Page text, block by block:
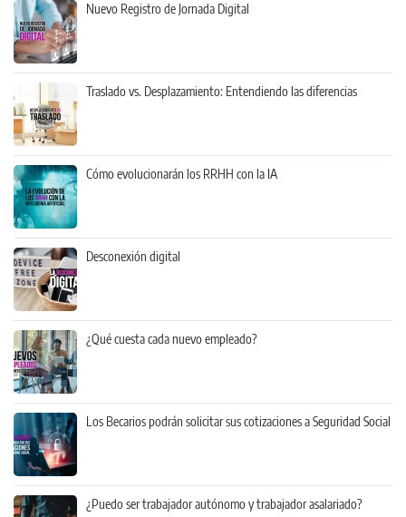
Nuevo Registro de Jornada Digital
Traslado vs. Desplazamiento: Entendiendo las diferencias
Cómo evolucionarán los RRHH con la IA
Desconexión digital
¿Qué cuesta cada nuevo empleado?
Los Becarios podrán solicitar sus cotizaciones a Seguridad Social
¿Puedo ser trabajador autónomo y trabajador asalariado?